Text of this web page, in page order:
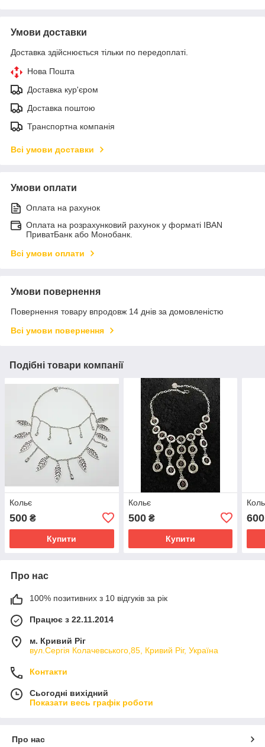
Умови доставки
Доставка здійснюється тільки по передоплаті.
Нова Пошта
Доставка кур'єром
Доставка поштою
Транспортна компанія
Всі умови доставки
Умови оплати
Оплата на рахунок
Оплата на розрахунковий рахунок у форматі IBAN
ПриватБанк або Монобанк.
Всі умови оплати
Умови повернення
Повернення товару впродовж 14 днів за домовленістю
Всі умови повернення
Подібні товари компанії
Кольє
500 ₴
Купити
Кольє
500₴
Купити
600
Про нас
100% позитивних з 10 відгуків за рік
Працює з 22.11.2014
м. Кривий Ріг
вул.Сергія Колачевського,85, Кривий Ріг, Україна
Контакти
Сьогодні вихідний
Показати весь графік роботи
Про нас